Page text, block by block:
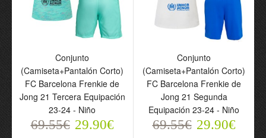
Primera Equipación
2024-25 - Niño
69.55€ 29.90€
Hombre
69.55€ 29.90€
Conjunto
(Camiseta+Pantalón Corto)
FC Barcelona Frenkie de
Jong 21 Tercera Equipación
23-24 - Niño
69.55€ 29.90€
Conjunto
(Camiseta+Pantalón Corto)
FC Barcelona Frenkie de
Jong 21 Segunda
Equipación 23-24 - Niño
69.55€ 29.90€